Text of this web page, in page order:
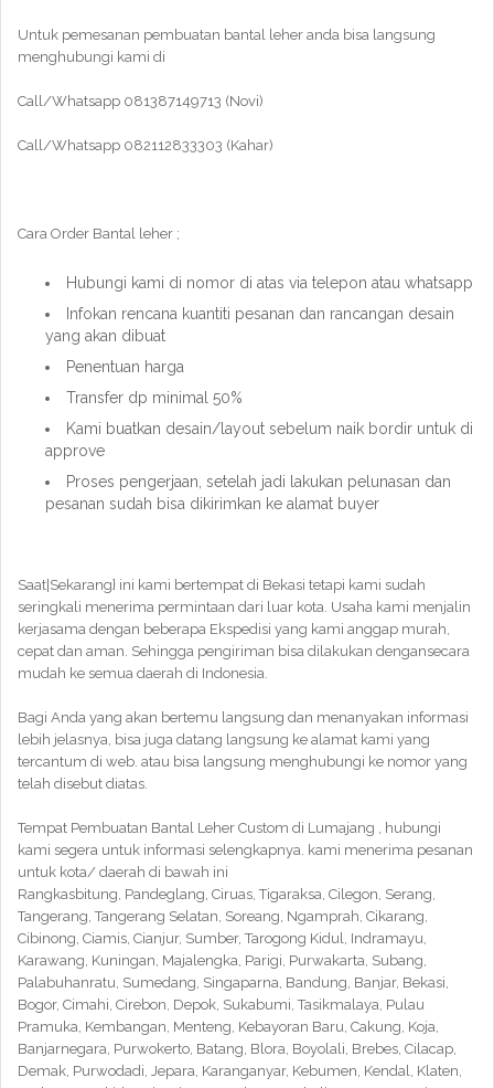
Untuk pemesanan pembuatan bantal leher anda bisa langsung
menghubungi kami di
Call/Whatsapp 081387149713 (Novi)
Call/Whatsapp 082112833303 (Kahar)
Cara Order Bantal leher ;
Hubungi kami di nomor di atas via telepon atau whatsapp
Infokan rencana kuantiti pesanan dan rancangan desain
yang akan dibuat
Penentuan harga
Transfer dp minimal 50%
Kami buatkan desain/layout sebelum naik bordir untuk di
approve
Proses pengerjaan, setelah jadi lakukan pelunasan dan
pesanan sudah bisa dikirimkan ke alamat buyer
Saat|Sekarang} ini kami bertempat di Bekasi tetapi kami sudah
seringkali menerima permintaan dari luar kota. Usaha kami menjalin
kerjasama dengan beberapa Ekspedisi yang kami anggap murah,
cepat dan aman. Sehingga pengiriman bisa dilakukan dengansecara
mudah ke semua daerah di Indonesia.
Bagi Anda yang akan bertemu langsung dan menanyakan informasi
lebih jelasnya, bisa juga datang langsung ke alamat kami yang
tercantum di web. atau bisa langsung menghubungi ke nomor yang
telah disebut diatas.
Tempat Pembuatan Bantal Leher Custom di Lumajang , hubungi
kami segera untuk informasi selengkapnya. kami menerima pesanan
untuk kota/ daerah di bawah ini
Rangkasbitung, Pandeglang, Ciruas, Tigaraksa, Cilegon, Serang,
Tangerang, Tangerang Selatan, Soreang, Ngamprah, Cikarang,
Cibinong, Ciamis, Cianjur, Sumber, Tarogong Kidul, Indramayu,
Karawang, Kuningan, Majalengka, Parigi, Purwakarta, Subang,
Palabuhanratu, Sumedang, Singaparna, Bandung, Banjar, Bekasi,
Bogor, Cimahi, Cirebon, Depok, Sukabumi, Tasikmalaya, Pulau
Pramuka, Kembangan, Menteng, Kebayoran Baru, Cakung, Koja,
Banjarnegara, Purwokerto, Batang, Blora, Boyolali, Brebes, Cilacap,
Demak, Purwodadi, Jepara, Karanganyar, Kebumen, Kendal, Klaten,